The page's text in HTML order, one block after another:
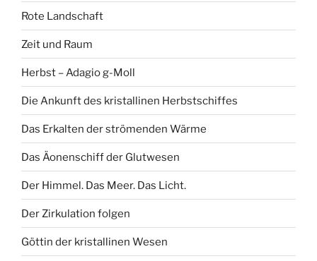
Rote Landschaft
Zeit und Raum
Herbst – Adagio g-Moll
Die Ankunft des kristallinen Herbstschiffes
Das Erkalten der strömenden Wärme
Das Äonenschiff der Glutwesen
Der Himmel. Das Meer. Das Licht.
Der Zirkulation folgen
Göttin der kristallinen Wesen